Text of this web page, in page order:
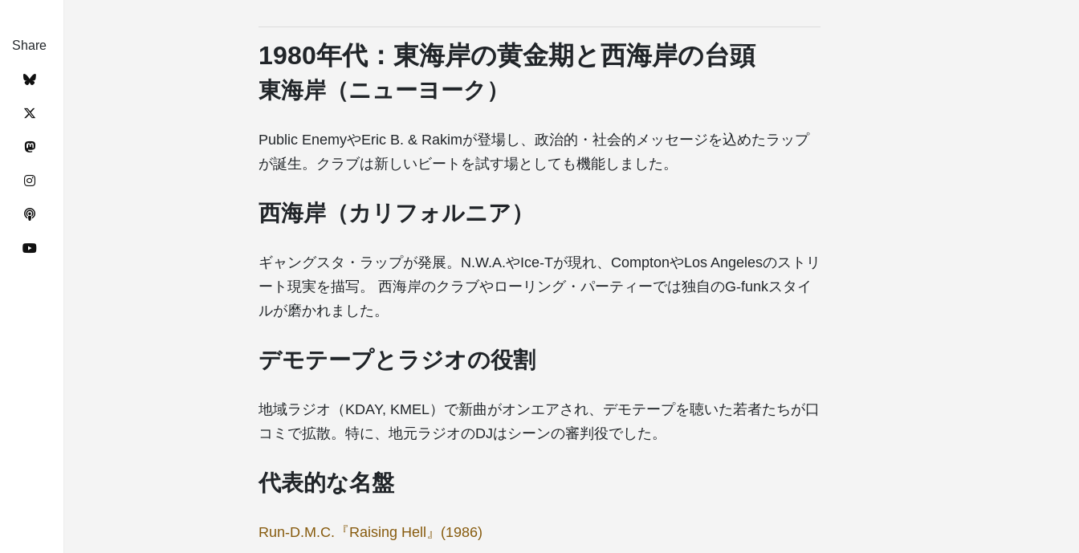
1980年代：東海岸の黄金期と西海岸の台頭
東海岸（ニューヨーク）
Public EnemyやEric B. & Rakimが登場し、政治的・社会的メッセージを込めたラップ
が誕生。クラブは新しいビートを試す場としても機能しました。
西海岸（カリフォルニア）
ギャングスタ・ラップが発展。N.W.A.やIce-Tが現れ、ComptonやLos Angelesのストリ
ート現実を描写。 西海岸のクラブやローリング・パーティーでは独自のG-funkスタイ
ルが磨かれました。
デモテープとラジオの役割
地域ラジオ（KDAY, KMEL）で新曲がオンエアされ、デモテープを聴いた若者たちが口
コミで拡散。特に、地元ラジオのDJはシーンの審判役でした。
代表的な名盤
Run-D.M.C.『Raising Hell』(1986)
Share